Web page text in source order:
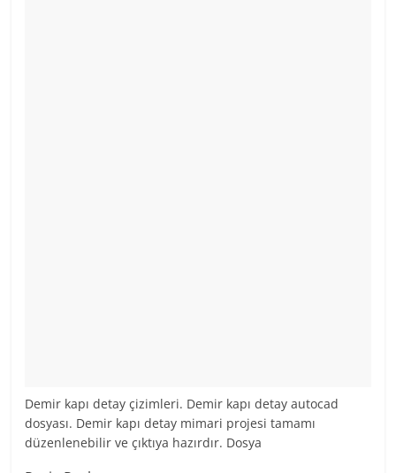
Demir kapı detay çizimleri. Demir kapı detay autocad
dosyası. Demir kapı detay mimari projesi tamamı
düzenlenebilir ve çıktıya hazırdır. Dosya